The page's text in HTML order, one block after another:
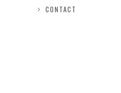
CONTACT